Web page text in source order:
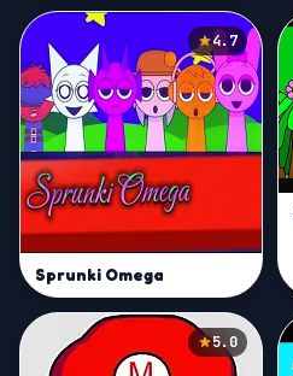
4.7
Sprunki Omega
5.0